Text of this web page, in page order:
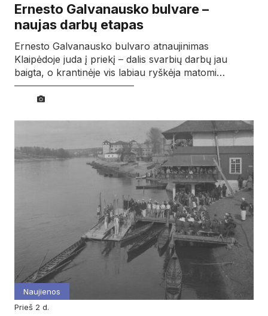
Ernesto Galvanausko bulvare –
naujas darbų etapas
Ernesto Galvanausko bulvaro atnaujinimas
Klaipėdoje juda į priekį – dalis svarbių darbų jau
baigta, o krantinėje vis labiau ryškėja matomi…
Naujienos
prieš 2 d.